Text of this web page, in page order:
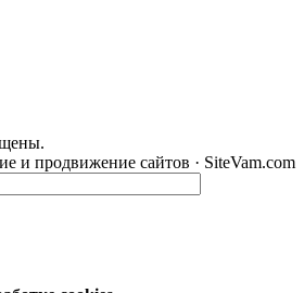
и продвижение сайтов · SiteVam.com